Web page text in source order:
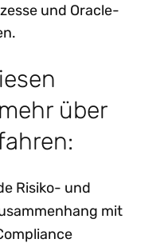
und Oracle-
über
Risiko- und
mit